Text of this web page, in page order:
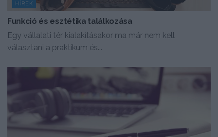
HÍREK
Funkció és esztétika találkozása
Egy vállalati tér kialakításakor ma már nem kell
választani a praktikum és...